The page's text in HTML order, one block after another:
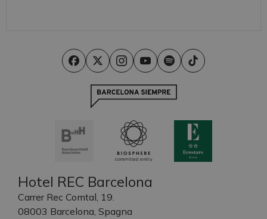
Hotel REC Barcelona
Carrer Rec Comtal, 19.
08003 Barcelona, Spagna